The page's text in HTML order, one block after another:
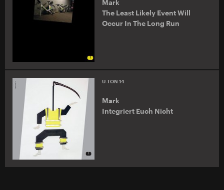
Mark
The Least Likely Event Will
Occur In The Long Run
U-TON 14
Mark
Integriert Euch Nicht